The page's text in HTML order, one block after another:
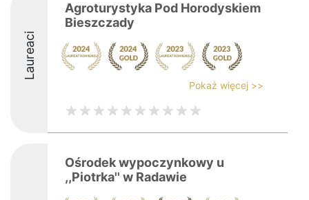
Laureaci
Agroturystyka Pod Horodyskiem
Bieszczady
Pokaż więcej >>
Ośrodek wypoczynkowy u
,,Piotrka'' w Radawie